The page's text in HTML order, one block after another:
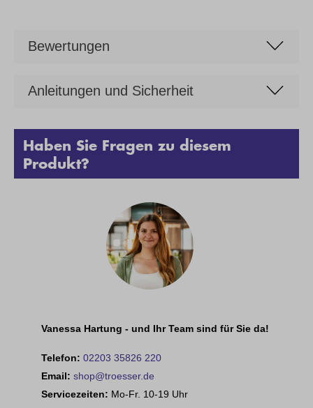
Bewertungen
Anleitungen und Sicherheit
Haben Sie Fragen zu diesem
Produkt?
Vanessa Hartung - und Ihr Team sind für Sie da!
Telefon: 02203 35826 220
Email: shop@troesser.de
Servicezeiten: Mo-Fr. 10-19 Uhr